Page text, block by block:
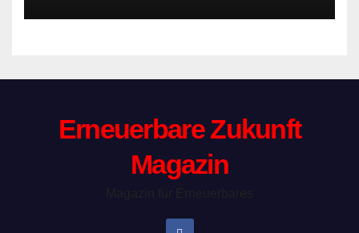
Erneuerbare Zukunft
Magazin